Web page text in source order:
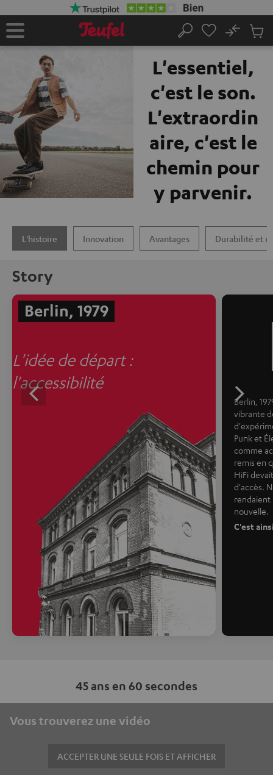
Page
Rechercher
No
panier
La marque Teufel
L'essentiel,
c'est le son.
L'extraordin
aire, c'est le
chemin pour
y parvenir.
L'histoire Innovation Avantages Durabilité et
Story
Berlin, 1979
L'idée de départ :
l'accessibilité
Berlin,
vibrante
Punk et
comme
remis en
HiFi
d'accès.
rendaient
nouvelle.
C'est
45 ans en 60 secondes
Vous trouverez une vidéo
ACCEPTER UNE SEULE FOIS ET AFFICHER